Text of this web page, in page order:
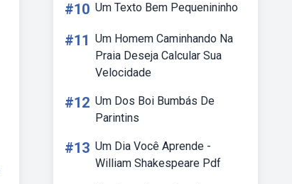
#10 Um Texto Bem Pequenininho
#11 Um Homem Caminhando Na
Praia Deseja Calcular Sua
Velocidade
#12 Um Dos Boi Bumbás De
Parintins
#13 Um Dia Você Aprende -
William Shakespeare Pdf